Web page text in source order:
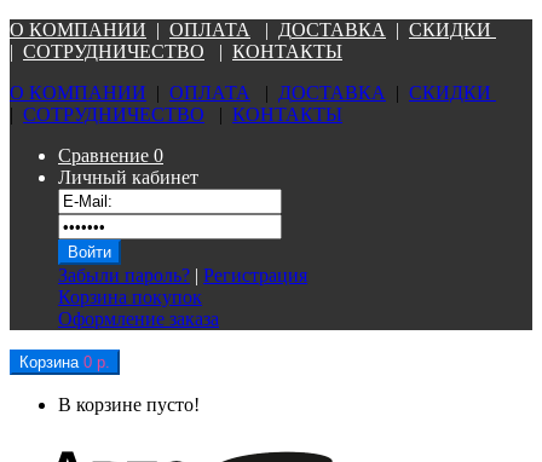
О КОМПАНИИ | ОПЛАТА | ДОСТАВКА | СКИДКИ
| СОТРУДНИЧЕСТВО | КОНТАКТЫ
О КОМПАНИИ | ОПЛАТА | ДОСТАВКА | СКИДКИ
| СОТРУДНИЧЕСТВО | КОНТАКТЫ
Сравнение 0
Личный кабинет
Забыли пароль? | Регистрация
Корзина покупок
Оформление заказа
Корзина 0 р.
В корзине пусто!